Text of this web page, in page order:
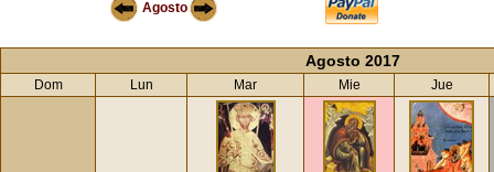
Agosto
Agosto 2017
Dom Lun Mar Mie Jue